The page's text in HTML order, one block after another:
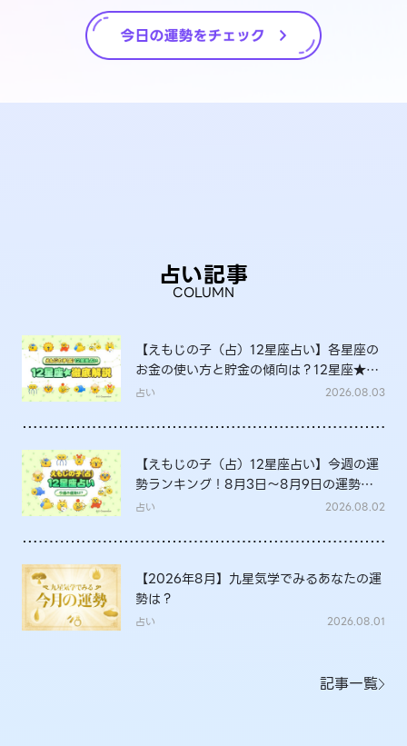
占い記事
COLUMN
【えもじの子（占）12星座占い】各星座の
お金の使い方と貯金の傾向は？12星座★徹
底解説
占い 2026.08.03
【えもじの子（占）12星座占い】今週の運
勢ランキング！8月3日～8月9日の運勢
は？
占い 2026.08.02
【2026年8月】九星気学でみるあなたの運
勢は？
占い 2026.08.01
記事一覧